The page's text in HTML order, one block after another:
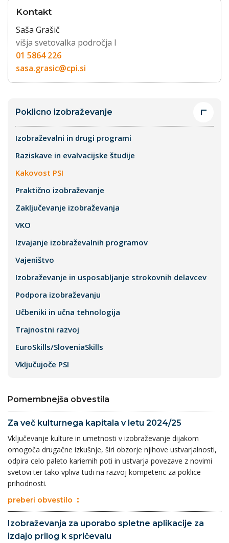
Kontakt
Saša Grašič
višja svetovalka področja I
01 5864 226
sasa.grasic@cpi.si
Poklicno izobraževanje
Izobraževalni in drugi programi
Raziskave in evalvacijske študije
Kakovost PSI
Praktično izobraževanje
Zaključevanje izobraževanja
VKO
Izvajanje izobraževalnih programov
Vajeništvo
Izobraževanje in usposabljanje strokovnih delavcev
Podpora izobraževanju
Učbeniki in učna tehnologija
Trajnostni razvoj
EuroSkills/SloveniaSkills
Vključujoče PSI
Pomembnejša obvestila
Za več kulturnega kapitala v letu 2024/25
Vključevanje kulture in umetnosti v izobraževanje dijakom
omogoča drugačne izkušnje, širi obzorje njihove ustvarjalnosti,
odpira celo paleto kariernih poti in ustvarja povezave z novimi
svetovi ter tako vpliva tudi na razvoj kompetenc za poklice
prihodnosti.
preberi obvestilo
Izobraževanja za uporabo spletne aplikacije za
izdajo prilog k spričevalu